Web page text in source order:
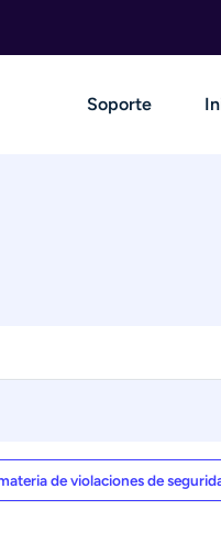
Soporte
de violaciones de